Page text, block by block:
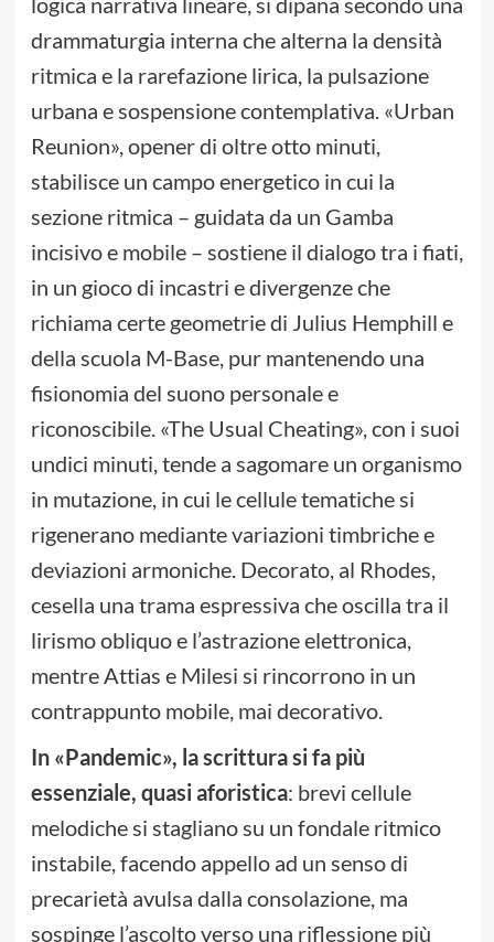
drammaturgia interna che alterna la densità
ritmica e la rarefazione lirica, la pulsazione
urbana e sospensione contemplativa. «Urban
Reunion», opener di oltre otto minuti,
stabilisce un campo energetico in cui la
sezione ritmica – guidata da un Gamba
incisivo e mobile – sostiene il dialogo tra i fiati,
in un gioco di incastri e divergenze che
richiama certe geometrie di Julius Hemphill e
della scuola M-Base, pur mantenendo una
fisionomia del suono personale e
riconoscibile. «The Usual Cheating», con i suoi
undici minuti, tende a sagomare un organismo
in mutazione, in cui le cellule tematiche si
rigenerano mediante variazioni timbriche e
deviazioni armoniche. Decorato, al Rhodes,
cesella una trama espressiva che oscilla tra il
lirismo obliquo e l’astrazione elettronica,
mentre Attias e Milesi si rincorrono in un
contrappunto mobile, mai decorativo.
In «Pandemic», la scrittura si fa più
essenziale, quasi aforistica: brevi cellule
melodiche si stagliano su un fondale ritmico
instabile, facendo appello ad un senso di
precarietà avulsa dalla consolazione, ma
sospinge l’ascolto verso una riflessione più